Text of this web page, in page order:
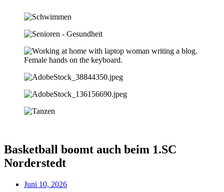
Basketball boomt auch beim 1.SC
Norderstedt
Juni 10, 2026